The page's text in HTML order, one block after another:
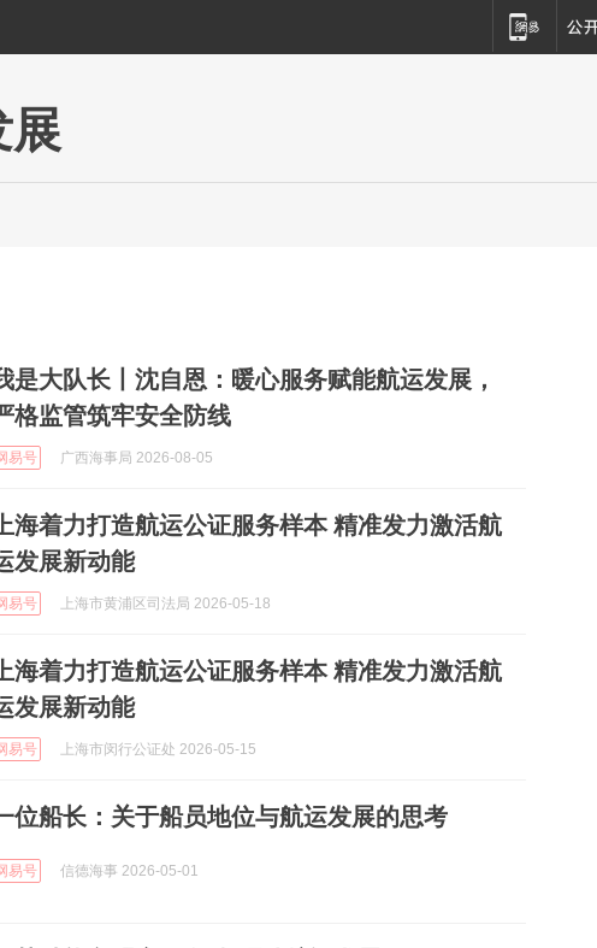
展
是大队长丨沈自恩：暖心服务赋能航运发展，
格监管筑牢安全防线
易号 广西海事局 2026-08-05
海着力打造航运公证服务样本 精准发力激活航
发展新动能
易号 上海市黄浦区司法局 2026-05-18
海着力打造航运公证服务样本 精准发力激活航
发展新动能
易号 上海市闵行公证处 2026-05-15
位船长：关于船员地位与航运发展的思考
易号 信德海事 2026-05-01